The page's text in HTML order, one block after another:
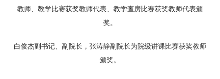
教师、教学比赛获奖教师代表、教学查房比赛获奖教师代表颁
奖。
白俊杰副书记、副院长， 张涛静副院长为院级讲课比赛获奖教师
颁奖。